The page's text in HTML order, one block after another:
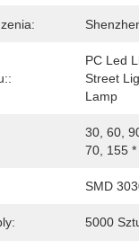
PC Led
Street
Lamp
30, 60,
70, 155
SMD
5000